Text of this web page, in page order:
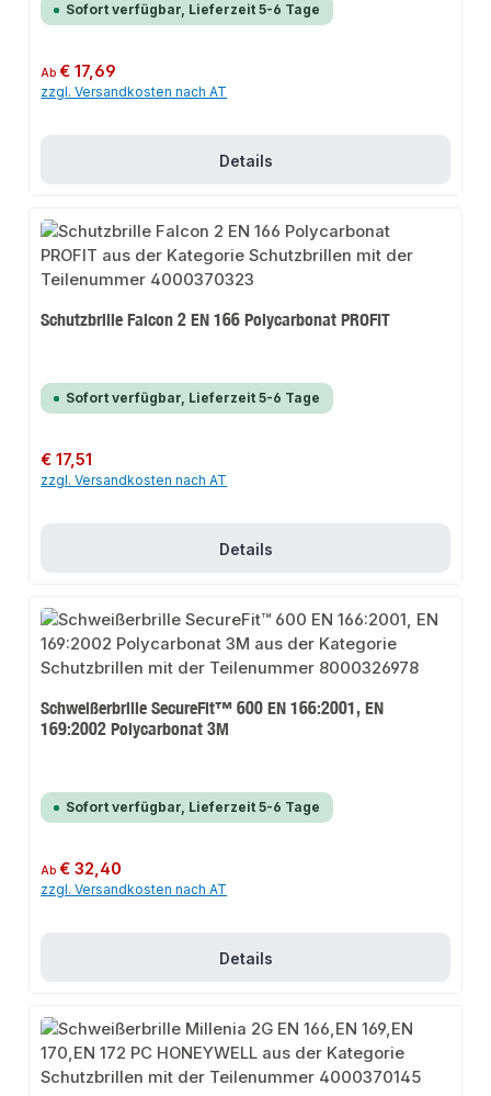
Sofort verfügbar, Lieferzeit 5-6 Tage
Regulärer Preis:
Ab€ 17,69
zzgl. Versandkosten nach AT
Details
Schutzbrille Falcon 2 EN 166 Polycarbonat PROFIT
Sofort verfügbar, Lieferzeit 5-6 Tage
Regulärer Preis:
€ 17,51
zzgl. Versandkosten nach AT
Details
Schweißerbrille SecureFit™ 600 EN 166:2001, EN
169:2002 Polycarbonat 3M
Sofort verfügbar, Lieferzeit 5-6 Tage
Regulärer Preis:
Ab€ 32,40
zzgl. Versandkosten nach AT
Details